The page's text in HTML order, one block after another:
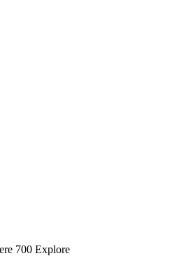
700 Explore